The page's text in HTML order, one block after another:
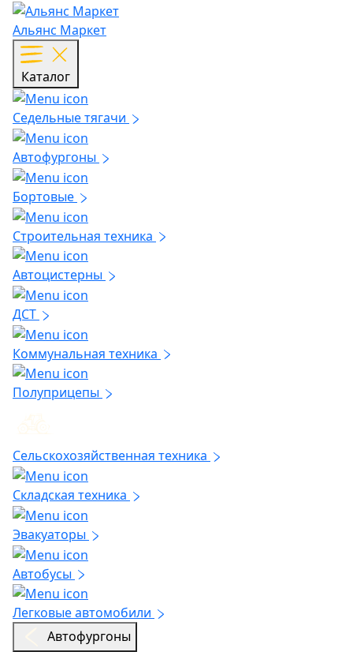
Альянс Маркет
Каталог
Седельные тягачи
Автофургоны
Бортовые
Строительная техника
Автоцистерны
ДСТ
Коммунальная техника
Полуприцепы
Сельскохозяйственная техника
Складская техника
Эвакуаторы
Автобусы
Легковые автомобили
Автофургоны